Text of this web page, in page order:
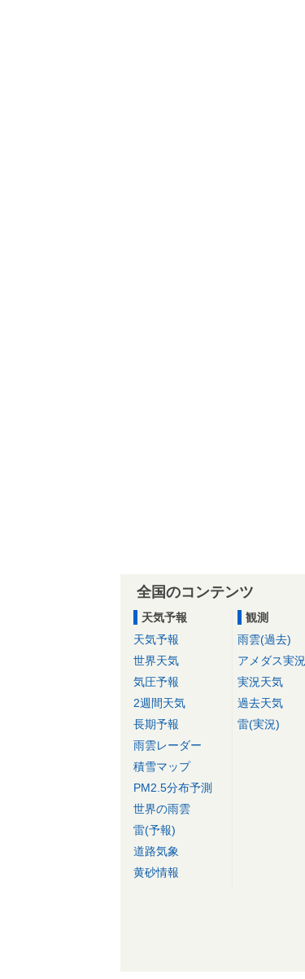
全国のコンテンツ
天気予報
天気予報
世界天気
気圧予報
2週間天気
長期予報
雨雲レーダー
積雪マップ
PM2.5分布予測
世界の雨雲
雷(予報)
道路気象
黄砂情報
観測
雨雲(過去)
アメダス実況
実況天気
過去天気
雷(実況)